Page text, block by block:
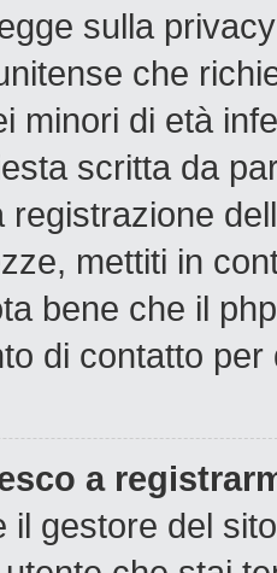
sulla
che
minori di età
scritta da
registrazione
mettiti in
bene che il
di contatto
a
il gestore del